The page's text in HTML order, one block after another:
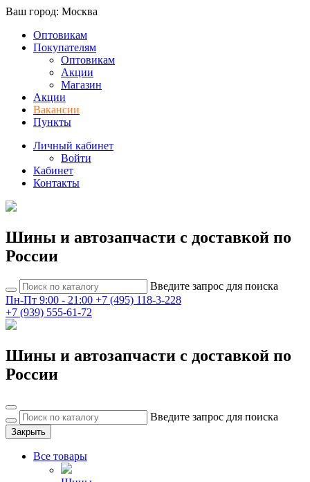
Ваш город: Москва
Оптовикам
Покупателям
Оптовикам
Акции
Магазин
Акции
Вакансии
Пункты
Личный кабинет
Войти
Кабинет
Контакты
Шины и автозапчасти с доставкой по
России
Введите запрос для поиска
Пн-Пт 9:00 - 21:00 +7 (495) 118-3-228
+7 (939) 555-61-72
Шины и автозапчасти с доставкой по
России
Введите запрос для поиска
Закрыть
Все товары